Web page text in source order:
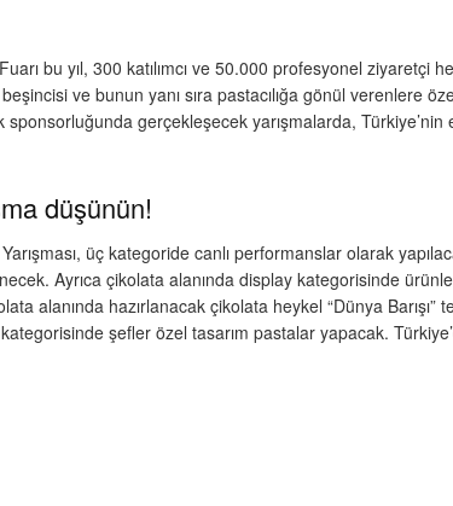
bu yıl, 300 katılımcı ve 50.000 profesyonel ziyaretçi
beşincisi ve bunun yanı sıra pastacılığa gönül verenlere
sponsorluğunda gerçekleşecek yarışmalarda,
düşünün!
üç kategoride canlı performanslar olarak
Ayrıca çikolata alanında display kategorisinde
alanında hazırlanacak çikolata heykel “Dünya
şefler özel tasarım pastalar yapacak.